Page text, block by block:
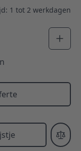
1 tot 2 werkdagen